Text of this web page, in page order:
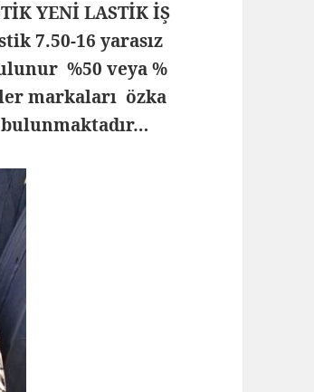
YENİ LASTİK İŞ
7.50-16 yarasız
%50 veya %
markaları özka